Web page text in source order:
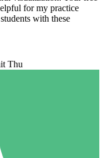
for my practice
with these
Thu